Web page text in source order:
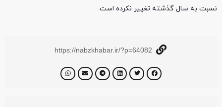
نسبت به سال گذشته تغییر نکرده است.
https://nabzkhabar.ir/?p=64082